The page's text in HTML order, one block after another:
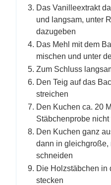
Das Vanilleextrakt
und langsam, unter
dazugeben
Das Mehl mit dem
mischen und unter
Zum Schluss
Den Teig auf das
streichen
Den Kuchen ca. 20
Stäbchenprobe nicht
Den Kuchen ganz
dann in gleichgroße,
schneiden
Die Holzstäbchen in
stecken